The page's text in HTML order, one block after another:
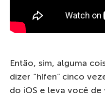
Então, sim, alguma
dizer “hífen” cinco
do iOS e leva você